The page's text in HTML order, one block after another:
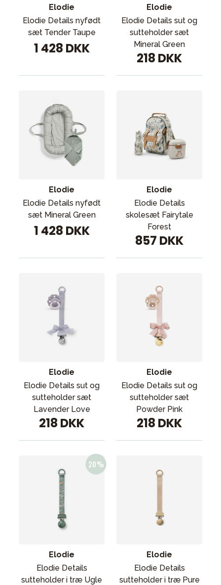
Elodie
Elodie Details nyfødt
sæt Tender Taupe
1 428 DKK
Elodie
Elodie Details sut og
sutteholder sæt
Mineral Green
218 DKK
Elodie
Elodie Details nyfødt
sæt Mineral Green
1 428 DKK
Elodie
Elodie Details
skolesæt Fairytale
Forest
857 DKK
Elodie
Elodie Details sut og
sutteholder sæt
Lavender Love
218 DKK
Elodie
Elodie Details sut og
sutteholder sæt
Powder Pink
218 DKK
Elodie
Elodie Details
sutteholder i træ Ugle
Elodie
Elodie Details
sutteholder i træ Pure